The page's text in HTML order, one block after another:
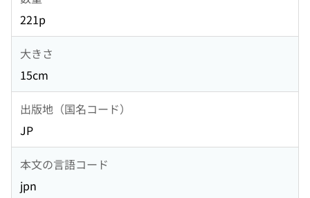
221p
大きさ
15cm
出版地（国名コード）
JP
本文の言語コード
jpn